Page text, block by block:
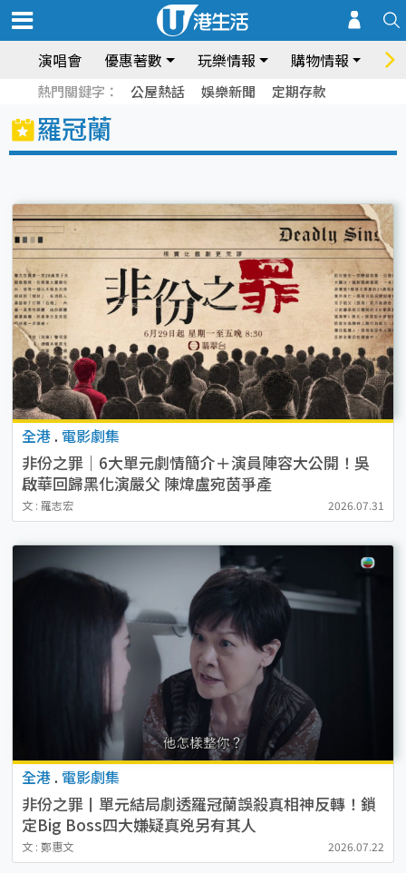
演唱會 優惠著數 玩樂情報 購物情報 飲
熱門關鍵字： 公屋熱話 娛樂新聞 定期存款
羅冠蘭
全港 . 電影劇集
非份之罪｜6大單元劇情簡介＋演員陣容大公開！吳
啟華回歸黑化演嚴父 陳煒盧宛茵爭產
文 : 羅志宏 2026.07.31
全港 . 電影劇集
非份之罪丨單元結局劇透羅冠蘭誤殺真相神反轉！鎖
定Big Boss四大嫌疑真兇另有其人
文 : 鄭惠文 2026.07.22